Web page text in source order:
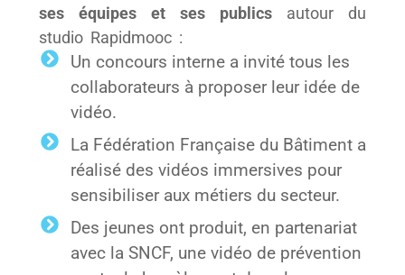
ses équipes et ses publics autour du
studio Rapidmooc :
Un concours interne a invité tous les
collaborateurs à proposer leur idée de
vidéo.
La Fédération Française du Bâtiment a
réalisé des vidéos immersives pour
sensibiliser aux métiers du secteur.
Des jeunes ont produit, en partenariat
avec la SNCF, une vidéo de prévention